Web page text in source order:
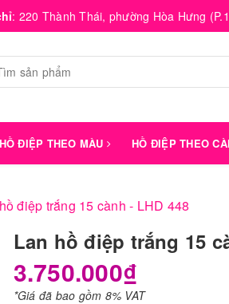
: 220 Thành Thái, phường Hòa Hưng
HỒ ĐIỆP THEO MÀU HỒ ĐIỆP THEO
điệp trắng 15 cành - LHD 448
Lan hồ điệp trắng 15
3.750.000₫
*Giá đã bao gồm 8% VAT